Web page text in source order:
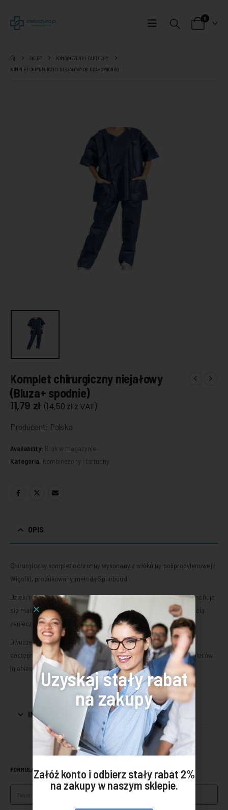
0
SKLEP
KOMBINEZONY I FARTUCHY
KOMPLET CHIRURGICZNY NIEJAŁOWY (BLUZA+ SPODNIE)
Komplet chirurgiczny niejałowy
(Bluza+ spodnie)
11,79 zł (14,50 złz VAT)
Producent: Polska
Availability: Brak w magazynie
Kategoria: Kombinezony i fartuchy
OPIS
Chirurgiczny komplet ochronny wykonany z włókniny polipropylenowej (
Wigofil), produkowany metodą Spunbond.
Dzięki temu jest miękkim w dotyku i trwałym materiałem, który cechuje
się małą podatnością na rozciąganie oraz małą przepuszczalnością
zanieczyszczeń.
Dwuczęściowy komplet składa się z bluzy oraz spodni, produkty
dostępne są w szerokiej gamie rozmiarów (od S do XXXL) oraz kolorów
(niebieski, czarny, zielony oraz biały)
INFORMACJE DODATKOWE
FORMULARZ KONTAKTOWY
Uzyskaj stały rabat
na zakupy
Załóż konto i odbierz stały rabat 2%
na zakupy w naszym sklepie.